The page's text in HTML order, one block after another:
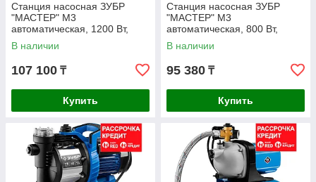
Станция насосная ЗУБР
"МАСТЕР" М3
автоматическая, 1200 Вт,
пропускная способность 63
л/мин, напор 46 м, бак 20
В наличии
107 100 ₸
Купить
Станция насосная ЗУБР
"МАСТЕР" М3
автоматическая, 800 Вт,
пропускная способность 55
л/мин, напор 40 м, бак 20
В наличии
95 380 ₸
Купить